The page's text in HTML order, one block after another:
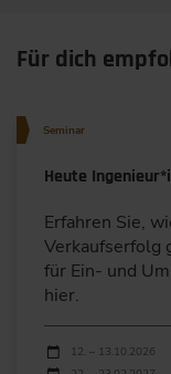
Für dich
Seminar
Heute
Erfahren Sie,
Verkaufserfolg
für Ein- und
hier.
Durchführungen
Veranstaltungsdatum
12. – 13.10.2026